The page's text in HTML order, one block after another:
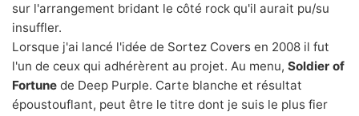
sur l'arrangement bridant le côté rock qu'il aurait pu/su
insuffler.
Lorsque j'ai lancé l'idée de Sortez Covers en 2008 il fut
l'un de ceux qui adhérèrent au projet. Au menu, Soldier of
Fortune de Deep Purple. Carte blanche et résultat
époustouflant, peut être le titre dont je suis le plus fier